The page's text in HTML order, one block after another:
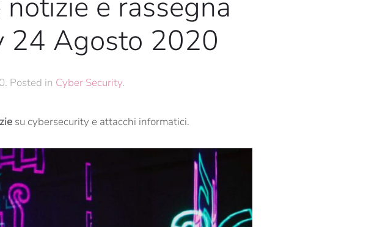
24 Agosto 2020
. Posted in Cyber Security.
su cybersecurity e attacchi informatici.